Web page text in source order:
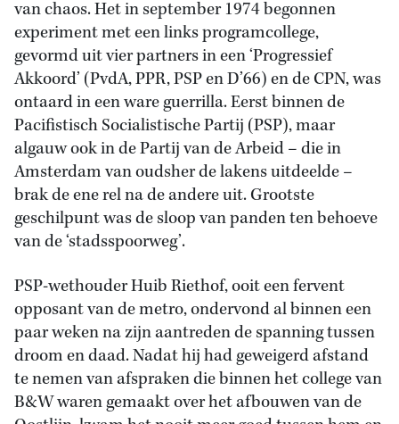
van chaos. Het in september 1974 begonnen
experiment met een links programcollege,
gevormd uit vier partners in een ‘Progressief
Akkoord’ (PvdA, PPR, PSP en D’66) en de CPN, was
ontaard in een ware guerrilla. Eerst binnen de
Pacifistisch Socialistische Partij (PSP), maar
algauw ook in de Partij van de Arbeid – die in
Amsterdam van oudsher de lakens uitdeelde –
brak de ene rel na de andere uit. Grootste
geschilpunt was de sloop van panden ten behoeve
van de ‘stadsspoorweg’.
PSP-wethouder Huib Riethof, ooit een fervent
opposant van de metro, ondervond al binnen een
paar weken na zijn aantreden de spanning tussen
droom en daad. Nadat hij had geweigerd afstand
te nemen van afspraken die binnen het college van
B&W waren gemaakt over het afbouwen van de